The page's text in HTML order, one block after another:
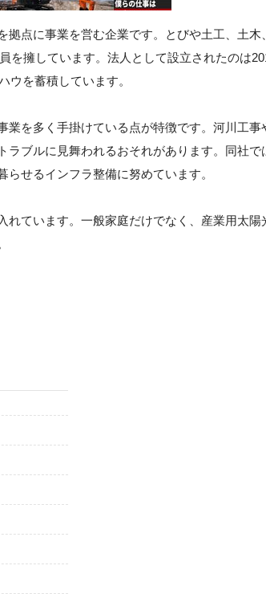
拠点に事業を営む企業です。とびや土工、土木
を擁しています。法人として設立されたのは
ウを蓄積しています。
業を多く手掛けている点が特徴です。河川工事
ラブルに見舞われるおそれがあります。同社で
らせるインフラ整備に努めています。
れています。一般家庭だけでなく、産業用太